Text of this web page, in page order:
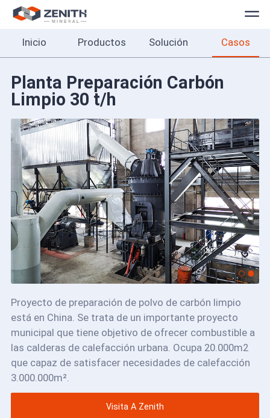
Inicio
Solución
Casos
Sobre
Contacto
Español
Inicio Productos Solución Casos
Planta Preparación Carbón
Limpio 30 t/h
Proyecto de preparación de polvo de carbón limpio
está en China. Se trata de un importante proyecto
municipal que tiene objetivo de ofrecer combustible a
las calderas de calefacción urbana. Ocupa 20.000m2
que capaz de satisfacer necesidades de calefacción
3.000.000m².
Visita A Zenith